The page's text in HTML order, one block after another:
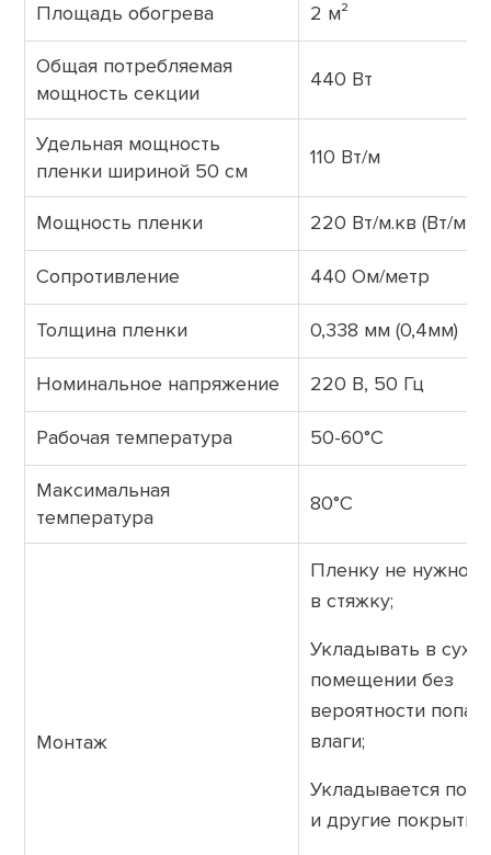
Площадь обогрева 2 м²
Общая потребляемая
мощность секции
440 Вт
Удельная мощность
пленки шириной 50 см
110 Вт/м
Мощность пленки 220 Вт/м.кв (Вт/м²)
Сопротивление 440 Ом/метр
Толщина пленки 0,338 мм (0,4мм)
Номинальное напряжение 220 В, 50 Гц
Рабочая температура 50-60°С
Максимальная
температура
80°С
Монтаж
Пленку не нужно
в стяжку;
Укладывать в
помещении без
вероятности
влаги;
Укладывается под
и другие покрытия;